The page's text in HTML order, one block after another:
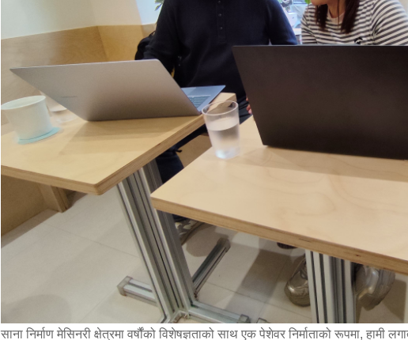
साना निर्माण मेसिनरी क्षेत्रमा वर्षौंको विशेषज्ञताको साथ एक पेशेवर निर्माताको रूपमा, हामी